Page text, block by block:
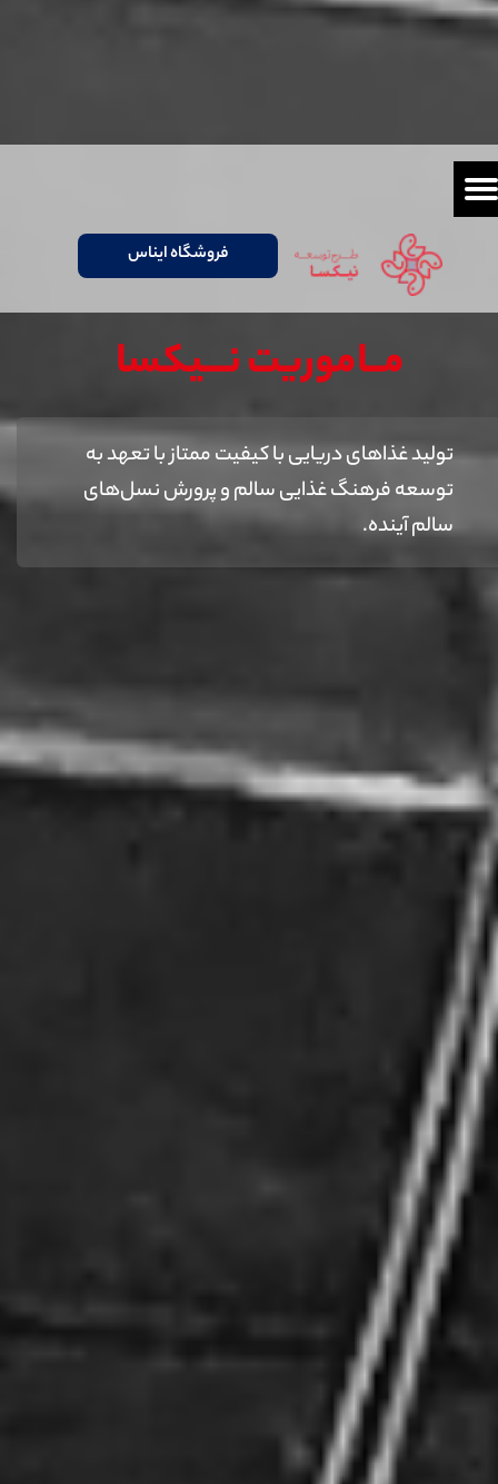
مــاموریت نـــیکسا
تولید غذاهای دریایی با کیفیت ممتاز با تعهد به
توسعه فرهنگ غذایی سالم و پرورش نسل‌های
سالم آینده.
فروشگاه ایناس